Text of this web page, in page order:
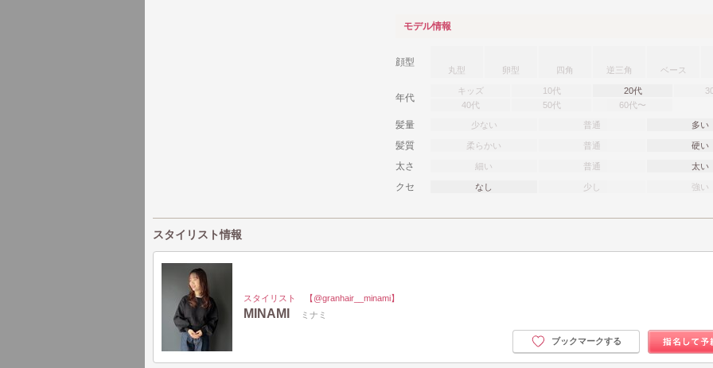
モデル情報
顔型
丸型 卵型 四角 逆三角 ベース
年代
キッズ 10代 20代
40代
50代 60代〜
髪量 少ない 普通 多い
髪質 柔らかい 普通 硬い
太さ 細い 普通 太い
クセ なし 少し 強い
スタイリスト情報
スタイリスト 【@granhair__minami】
MINAMI ミナミ
ブックマークする